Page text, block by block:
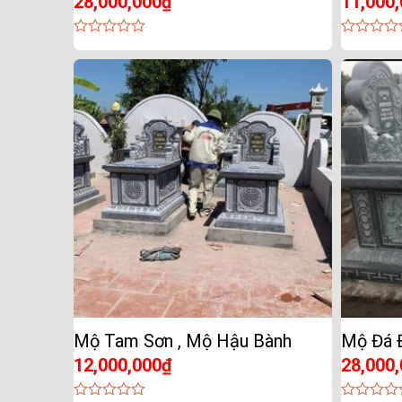
0
out
of
5
0
out
of
5
Mộ Tam Sơn , Mộ Hậu Bành
12,000,000₫
Mộ Đá